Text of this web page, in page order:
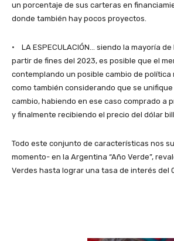
un porcentaje de sus carteras en
donde también hay pocos proyectos.
· LA ESPECULACIÓN… siendo la mayoría
partir de fines del 2023, es posible que el
contemplando un posible cambio de política
como también considerando que se
cambio, habiendo en ese caso comprado a
y finalmente recibiendo el precio del dólar
Todo este conjunto de características nos
momento- en la Argentina “Año Verde”,
Verdes hasta lograr una tasa de interés del